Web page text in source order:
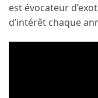
est évocateur
d’intérêt chaque